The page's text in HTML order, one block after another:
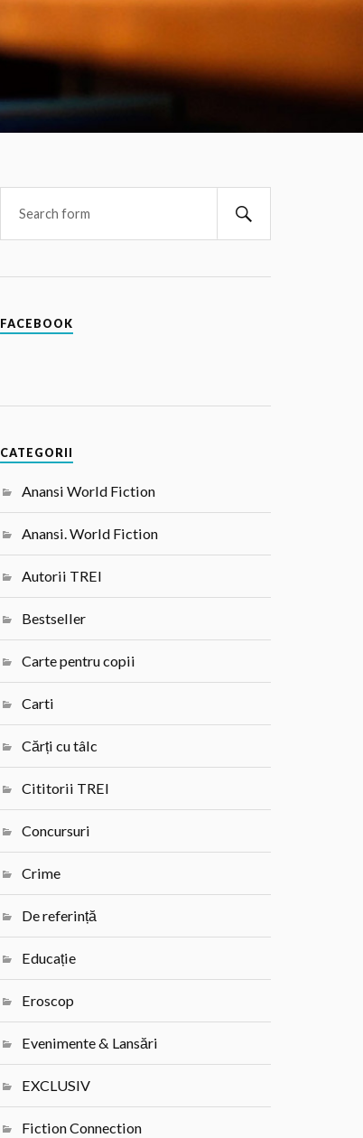
FACEBOOK
CATEGORII
Anansi World Fiction
Anansi. World Fiction
Autorii TREI
Bestseller
Carte pentru copii
Carti
Cărți cu tâlc
Cititorii TREI
Concursuri
Crime
De referință
Educație
Eroscop
Evenimente & Lansări
EXCLUSIV
Fiction Connection